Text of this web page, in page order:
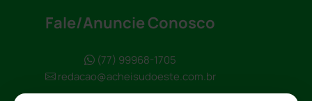
Fale/Anuncie Conosco
(77) 99968-1705
redacao@acheisudoeste.com.br